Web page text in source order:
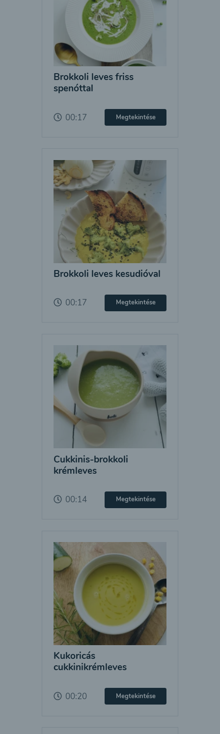
Brokkoli leves friss
spenóttal
00:17 Megtekintése
Brokkoli leves kesudióval
00:17 Megtekintése
Cukkinis-brokkoli
krémleves
00:14 Megtekintése
Kukoricás
cukkinikrémleves
00:20 Megtekintése